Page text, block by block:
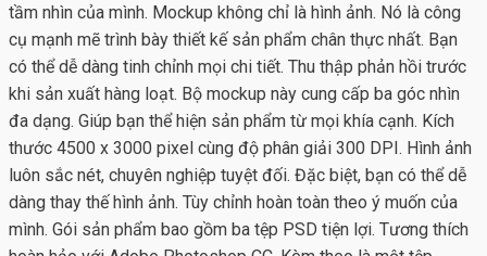
tầm nhìn của mình. Mockup không chỉ là hình ảnh. Nó là công
cụ mạnh mẽ trình bày thiết kế sản phẩm chân thực nhất. Bạn
có thể dễ dàng tinh chỉnh mọi chi tiết. Thu thập phản hồi trước
khi sản xuất hàng loạt. Bộ mockup này cung cấp ba góc nhìn
đa dạng. Giúp bạn thể hiện sản phẩm từ mọi khía cạnh. Kích
thước 4500 x 3000 pixel cùng độ phân giải 300 DPI. Hình ảnh
luôn sắc nét, chuyên nghiệp tuyệt đối. Đặc biệt, bạn có thể dễ
dàng thay thế hình ảnh. Tùy chỉnh hoàn toàn theo ý muốn của
mình. Gói sản phẩm bao gồm ba tệp PSD tiện lợi. Tương thích